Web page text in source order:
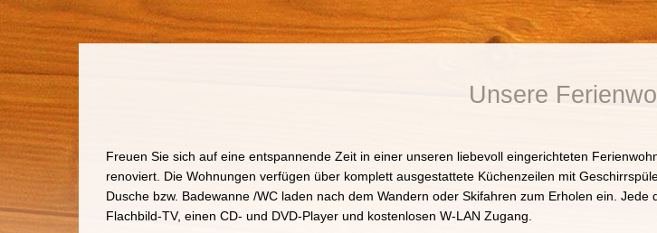
Unsere
Freuen Sie sich auf eine entspannende Zeit in einer unseren liebevoll eingerichteten
renoviert. Die Wohnungen verfügen über komplett ausgestattete Küchenzeilen mit
Dusche bzw. Badewanne /WC laden nach dem Wandern oder Skifahren zum Erholen ein.
Flachbild-TV, einen CD- und DVD-Player und kostenlosen W-LAN Zugang.